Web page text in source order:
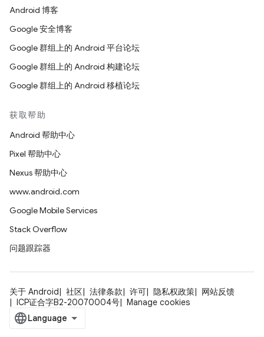
Android 博客
Google 安全博客
Google 群组上的 Android 平台论坛
Google 群组上的 Android 构建论坛
Google 群组上的 Android 移植论坛
获取帮助
Android 帮助中心
Pixel 帮助中心
Nexus 帮助中心
www.android.com
Google Mobile Services
Stack Overflow
问题跟踪器
关于 Android 社区 法律条款 许可 隐私权政策
网站反馈
ICP证合字B2-20070004号
Manage cookies